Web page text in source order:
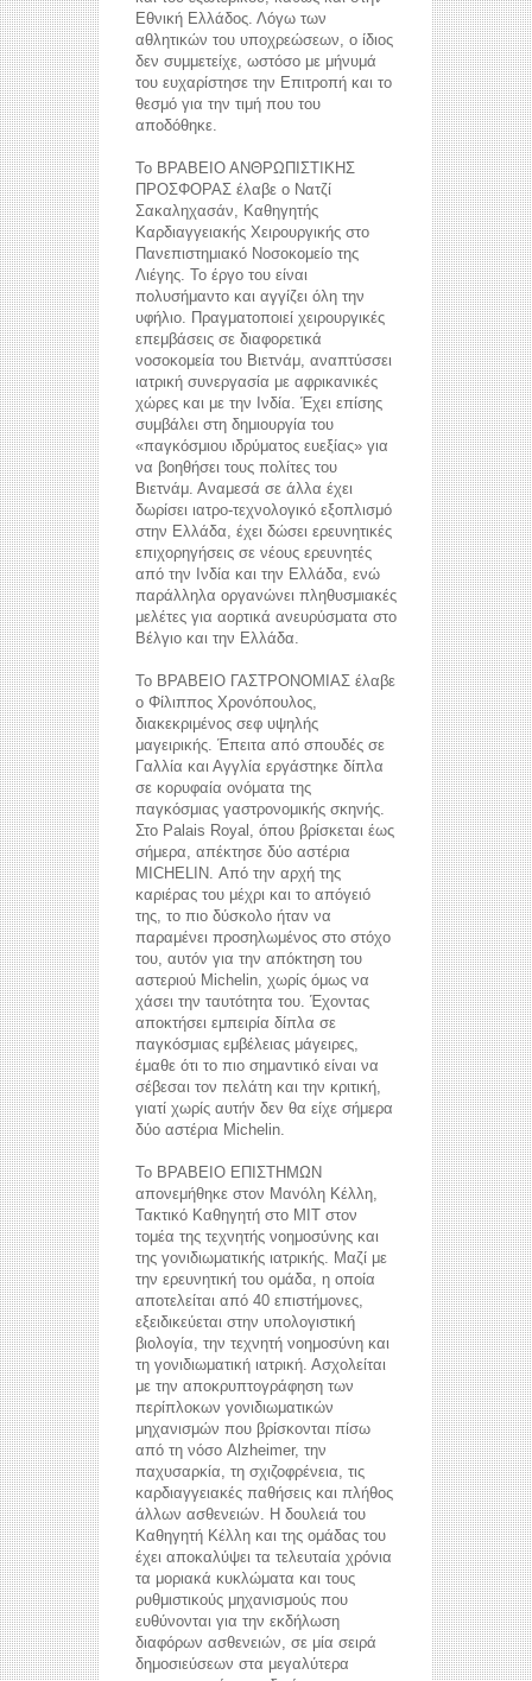
Εθνική Ελλάδος. Λόγω των
αθλητικών του υποχρεώσεων, ο ίδιος
δεν συμμετείχε, ωστόσο με μήνυμά
του ευχαρίστησε την Επιτροπή και το
θεσμό για την τιμή που του
αποδόθηκε.
Το ΒΡΑΒΕΙΟ ΑΝΘΡΩΠΙΣΤΙΚΗΣ
ΠΡΟΣΦΟΡΑΣ έλαβε ο Νατζί
Σακαληχασάν, Καθηγητής
Καρδιαγγειακής Χειρουργικής στο
Πανεπιστημιακό Νοσοκομείο της
Λιέγης. Το έργο του είναι
πολυσήμαντο και αγγίζει όλη την
υφήλιο. Πραγματοποιεί χειρουργικές
επεμβάσεις σε διαφορετικά
νοσοκομεία του Βιετνάμ, αναπτύσσει
ιατρική συνεργασία με αφρικανικές
χώρες και με την Ινδία. Έχει επίσης
συμβάλει στη δημιουργία του
«παγκόσμιου ιδρύματος ευεξίας» για
να βοηθήσει τους πολίτες του
Βιετνάμ. Αναμεσά σε άλλα έχει
δωρίσει ιατρο-τεχνολογικό εξοπλισμό
στην Ελλάδα, έχει δώσει ερευνητικές
επιχορηγήσεις σε νέους ερευνητές
από την Ινδία και την Ελλάδα, ενώ
παράλληλα οργανώνει πληθυσμιακές
μελέτες για αορτικά ανευρύσματα στο
Βέλγιο και την Ελλάδα.
Το ΒΡΑΒΕΙΟ ΓΑΣΤΡΟΝΟΜΙΑΣ έλαβε
ο Φίλιππος Χρονόπουλος,
διακεκριμένος σεφ υψηλής
μαγειρικής. Έπειτα από σπουδές σε
Γαλλία και Αγγλία εργάστηκε δίπλα
σε κορυφαία ονόματα της
παγκόσμιας γαστρονομικής σκηνής.
Στο Palais Royal, όπου βρίσκεται έως
σήμερα, απέκτησε δύο αστέρια
MICHELIN. Από την αρχή της
καριέρας του μέχρι και το απόγειό
της, το πιο δύσκολο ήταν να
παραμένει προσηλωμένος στο στόχο
του, αυτόν για την απόκτηση του
αστεριού Michelin, χωρίς όμως να
χάσει την ταυτότητα του. Έχοντας
αποκτήσει εμπειρία δίπλα σε
παγκόσμιας εμβέλειας μάγειρες,
έμαθε ότι το πιο σημαντικό είναι να
σέβεσαι τον πελάτη και την κριτική,
γιατί χωρίς αυτήν δεν θα είχε σήμερα
δύο αστέρια Michelin.
Το ΒΡΑΒΕΙΟ ΕΠΙΣΤΗΜΩΝ
απονεμήθηκε στον Μανόλη Κέλλη,
Τακτικό Καθηγητή στο MIT στον
τομέα της τεχνητής νοημοσύνης και
της γονιδιωματικής ιατρικής. Μαζί με
την ερευνητική του ομάδα, η οποία
αποτελείται από 40 επιστήμονες,
εξειδικεύεται στην υπολογιστική
βιολογία, την τεχνητή νοημοσύνη και
τη γονιδιωματική ιατρική. Ασχολείται
με την αποκρυπτογράφηση των
περίπλοκων γονιδιωματικών
μηχανισμών που βρίσκονται πίσω
από τη νόσο Alzheimer, την
παχυσαρκία, τη σχιζοφρένεια, τις
καρδιαγγειακές παθήσεις και πλήθος
άλλων ασθενειών. Η δουλειά του
Καθηγητή Κέλλη και της ομάδας του
έχει αποκαλύψει τα τελευταία χρόνια
τα μοριακά κυκλώματα και τους
ρυθμιστικούς μηχανισμούς που
ευθύνονται για την εκδήλωση
διαφόρων ασθενειών, σε μία σειρά
δημοσιεύσεων στα μεγαλύτερα